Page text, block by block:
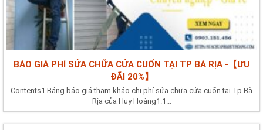
BÁO GIÁ PHÍ SỬA CHỮA CỬA CUỐN TẠI TP BÀ RỊA -【ƯU
ĐÃI 20%】
Contents1 Bảng báo giá tham khảo chi phí sửa chữa cửa cuốn tại Tp Bà
Rịa của Huy Hoàng1.1...